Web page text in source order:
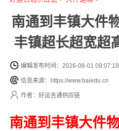
南通到丰镇大件
丰镇超长超宽超
编辑发布时间：2026-08-01 09:07:18
信息来源：https://www.baiedu.cn
作者：好运吉通供应链
南通到丰镇大件